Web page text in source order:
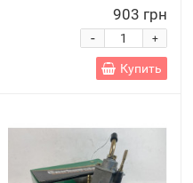
903 грн
+
-
Купить